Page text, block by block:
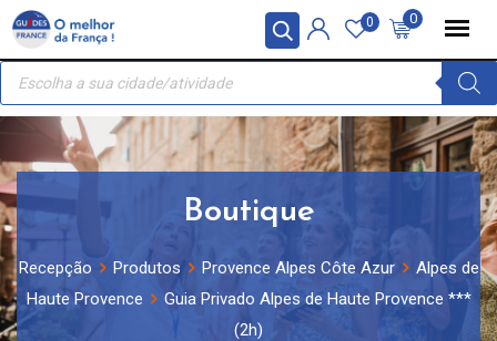
Painel de Gerenciamento de Cookies
Skip
content
0
0
Recherche
produits
Boutique
Recepção Produtos Provence Alpes Côte Azur
Alpes de
Haute Provence
Guia Privado Alpes de Haute Provence ***
(2h)